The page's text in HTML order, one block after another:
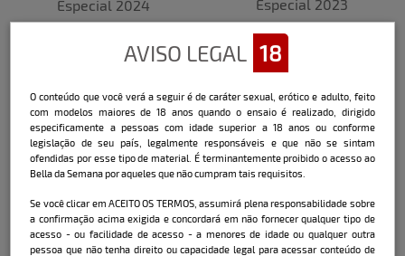
Especial 2024 Especial 2023
AVISO LEGAL 18
O conteúdo que você verá a seguir é de caráter sexual, erótico e adulto, feito
com modelos maiores de 18 anos quando o ensaio é realizado, dirigido
especificamente a pessoas com idade superior a 18 anos ou conforme
legislação de seu país, legalmente responsáveis e que não se sintam
ofendidas por esse tipo de material. É terminantemente proibido o acesso ao
Bella da Semana por aqueles que não cumpram tais requisitos.
Se você clicar em ACEITO OS TERMOS, assumirá plena responsabilidade sobre
a confirmação acima exigida e concordará em não fornecer qualquer tipo de
acesso - ou facilidade de acesso - a menores de idade ou qualquer outra
pessoa que não tenha direito ou capacidade legal para acessar conteúdo de